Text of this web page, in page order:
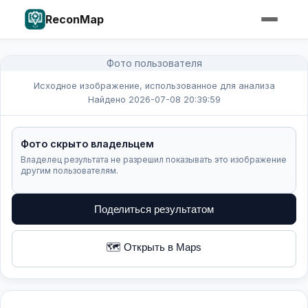
ReconMap
Фото пользователя
Исходное изображение, использованное для анализа
Найдено 2026-07-08 20:39:59
Фото скрыто владельцем
Владелец результата не разрешил показывать это изображение
другим пользователям.
Поделиться результатом
🗺️ Открыть в Maps